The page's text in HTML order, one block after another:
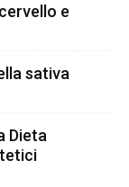
e
sativa
Dieta